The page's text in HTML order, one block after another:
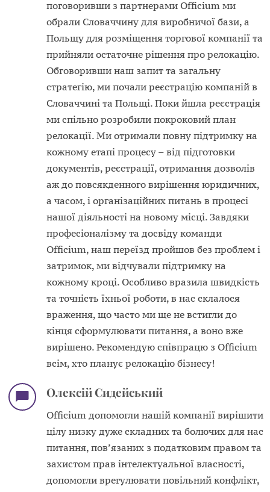
поговоривши з партнерами Officium ми
обрали Словаччину для виробничої бази, а
Польщу для розміщення торгової компанії та
прийняли остаточне рішення про релокацію.
Обговоривши наш запит та загальну
стратегію, ми почали реєстрацію компаній в
Словаччині та Польщі. Поки йшла реєстрація
ми спільно розробили покроковий план
релокації. Ми отримали повну підтримку на
кожному етапі процесу – від підготовки
документів, реєстрації, отримання дозволів
аж до повсякденного вирішення юридичних,
а часом, і організаційних питань в процесі
нашої діяльності на новому місці. Завдяки
професіоналізму та досвіду команди
Officium, наш переїзд пройшов без проблем і
затримок, ми відчували підтримку на
кожному кроці. Особливо вразила швидкість
та точність їхньої роботи, в нас склалося
враження, що часто ми ще не встигли до
кінця сформулювати питання, а воно вже
вирішено. Рекомендую співпрацю з Officium
всім, хто планує релокацію бізнесу!
Олексій Сидейський
Officium допомогли нашій компанії вирішити
цілу низку дуже складних та болючих для нас
питання, пов’язаних з податковим правом та
захистом прав інтелектуальної власності,
допомогли врегулювати повільний конфлікт,